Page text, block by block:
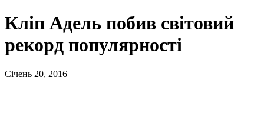
Кліп Адель побив світовий
рекорд популярності
Січень 20, 2016